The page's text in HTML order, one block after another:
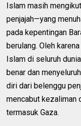
Islam masih
penjajah—yang
pada kepentingan
berulang. Oleh
Islam di seluruh
benar dan
diri dari belenggu
mencabut kezaliman
termasuk Gaza.